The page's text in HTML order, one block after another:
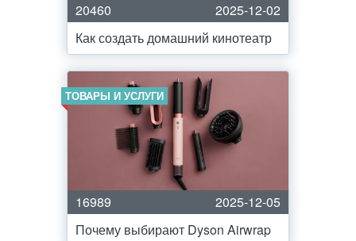
20460
2025-12-02
Как создать домашний кинотеатр
ТОВАРЫ И УСЛУГИ
16989
2025-12-05
Почему выбирают Dyson Airwrap